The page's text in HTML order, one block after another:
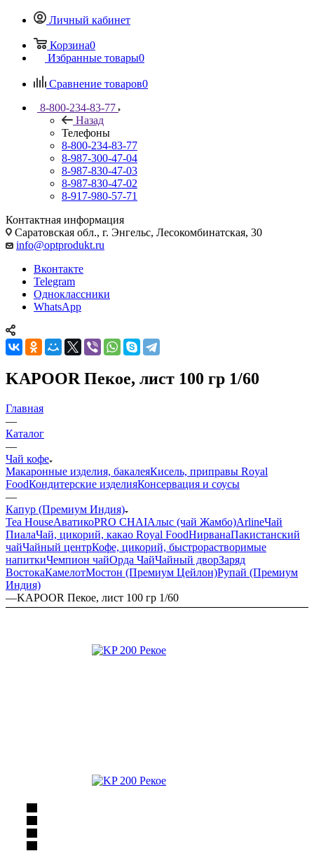
Личный кабинет
Корзина0
Избранные товары0
Сравнение товаров0
8-800-234-83-77
Назад
Телефоны
8-800-234-83-77
8-987-300-47-04
8-987-830-47-03
8-987-830-47-02
8-917-980-57-71
Контактная информация
Саратовская обл., г. Энгельс, Лесокомбинатская, 30
info@optprodukt.ru
Вконтакте
Telegram
Одноклассники
WhatsApp
KAPOOR Пекое, лист 100 гр 1/60
Главная
—
Каталог
—
Чай кофе
Макаронные изделия, бакалеяКисель, приправы Royal
FoodКондитерские изделияКонсервация и соусы
—
Капур (Премиум Индия)
Tea HouseАватикоPRO CHAIАлыс (чай Жамбо)ArlineЧай
ПиалаЧай, цикорий, какао Royal FoodНирванаПакистанский
чайЧайный центрКофе, цикорий, быстрорастворимые
напиткиЧемпион чайОрда ЧайЧайный дворЗаряд
ВостокаКамелотМостон (Премиум Цейлон)Рупай (Премиум
Индия)
—KAPOOR Пекое, лист 100 гр 1/60